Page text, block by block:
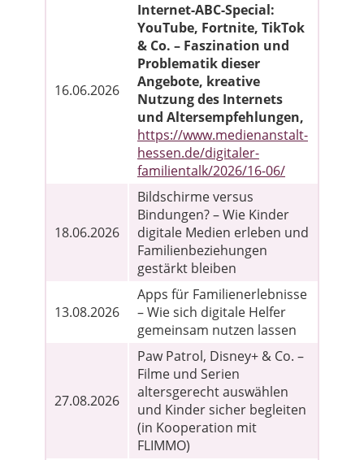
16.06.2026
Internet-ABC-Special:
YouTube, Fortnite, TikTok
& Co. – Faszination und
Problematik dieser
Angebote, kreative
Nutzung des Internets
und Altersempfehlungen,
https://www.medienanstalt-
hessen.de/digitaler-
familientalk/2026/16-06/
18.06.2026
Bildschirme versus
Bindungen? – Wie Kinder
digitale Medien erleben und
Familienbeziehungen
gestärkt bleiben
13.08.2026
Apps für Familienerlebnisse
– Wie sich digitale Helfer
gemeinsam nutzen lassen
27.08.2026
Paw Patrol, Disney+ & Co. –
Filme und Serien
altersgerecht auswählen
und Kinder sicher begleiten
(in Kooperation mit
FLIMMO)